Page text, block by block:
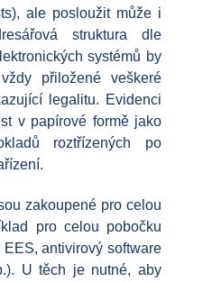
ale posloužit může i
struktura dle
systémů by
přiložené veškeré
legalitu. Evidenci
v papírové formě jako
roztřízených po
zakoupené pro celou
pro celou pobočku
antivirový software
U těch je nutné, aby